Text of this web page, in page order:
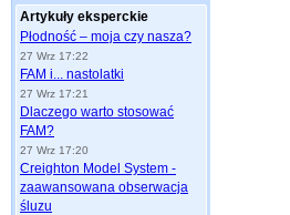
Artykuły eksperckie
Płodność – moja czy nasza?
27 Wrz 17:22
FAM i... nastolatki
27 Wrz 17:21
Dlaczego warto stosować
FAM?
27 Wrz 17:20
Creighton Model System -
zaawansowana obserwacja
śluzu